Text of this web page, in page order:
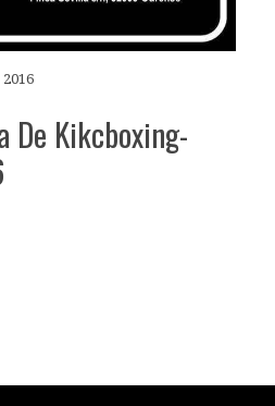
De Kikcboxing-